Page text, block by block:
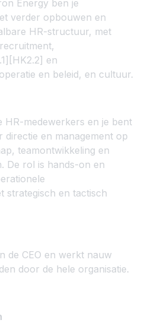
Energy ben je
verder opbouwen en
HR-structuur, met
en
en beleid, en cultuur.
HR-medewerkers en je bent
en management op
teamontwikkeling en
De rol is hands-on en
strategisch en tactisch
de CEO en werkt nauw
door de hele organisatie.